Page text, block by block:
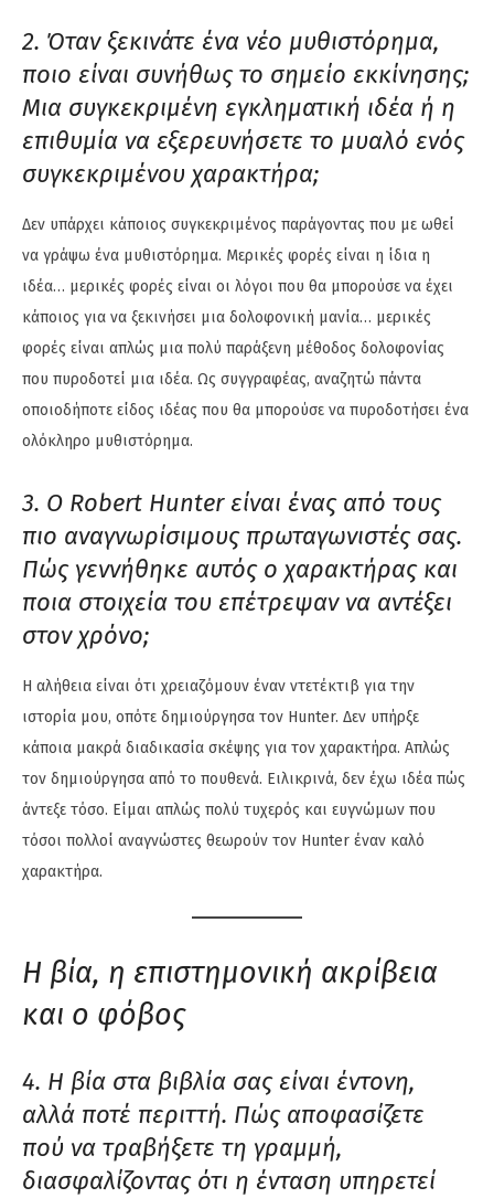
2. Όταν ξεκινάτε ένα νέο μυθιστόρημα,
ποιο είναι συνήθως το σημείο εκκίνησης;
Μια συγκεκριμένη εγκληματική ιδέα ή η
επιθυμία να εξερευνήσετε το μυαλό ενός
συγκεκριμένου χαρακτήρα;
Δεν υπάρχει κάποιος συγκεκριμένος παράγοντας που με ωθεί
να γράψω ένα μυθιστόρημα. Μερικές φορές είναι η ίδια η
ιδέα… μερικές φορές είναι οι λόγοι που θα μπορούσε να έχει
κάποιος για να ξεκινήσει μια δολοφονική μανία… μερικές
φορές είναι απλώς μια πολύ παράξενη μέθοδος δολοφονίας
που πυροδοτεί μια ιδέα. Ως συγγραφέας, αναζητώ πάντα
οποιοδήποτε είδος ιδέας που θα μπορούσε να πυροδοτήσει ένα
ολόκληρο μυθιστόρημα.
3. Ο Robert Hunter είναι ένας από τους
πιο αναγνωρίσιμους πρωταγωνιστές σας.
Πώς γεννήθηκε αυτός ο χαρακτήρας και
ποια στοιχεία του επέτρεψαν να αντέξει
στον χρόνο;
Η αλήθεια είναι ότι χρειαζόμουν έναν ντετέκτιβ για την
ιστορία μου, οπότε δημιούργησα τον Hunter. Δεν υπήρξε
κάποια μακρά διαδικασία σκέψης για τον χαρακτήρα. Απλώς
τον δημιούργησα από το πουθενά. Ειλικρινά, δεν έχω ιδέα πώς
άντεξε τόσο. Είμαι απλώς πολύ τυχερός και ευγνώμων που
τόσοι πολλοί αναγνώστες θεωρούν τον Hunter έναν καλό
χαρακτήρα.
Η βία, η επιστημονική ακρίβεια
και ο φόβος
4. Η βία στα βιβλία σας είναι έντονη,
αλλά ποτέ περιττή. Πώς αποφασίζετε
πού να τραβήξετε τη γραμμή,
διασφαλίζοντας ότι η ένταση υπηρετεί